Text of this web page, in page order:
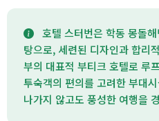
호텔 스터번은 학동 몽돌
탕으로, 세련된 디자인과 합리
부의 대표적 부티크 호텔로 루
투숙객의 편의를 고려한 부대
나가지 않고도 풍성한 여행을